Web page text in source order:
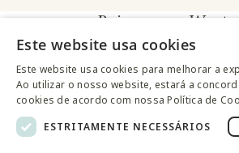
Baixe o app
Este website usa cookies
Este website usa cookies para melhorar a
Ao utilizar o nosso website, estará a
cookies de acordo com nossa Política de
ESTRITAMENTE NECESSÁRIOS